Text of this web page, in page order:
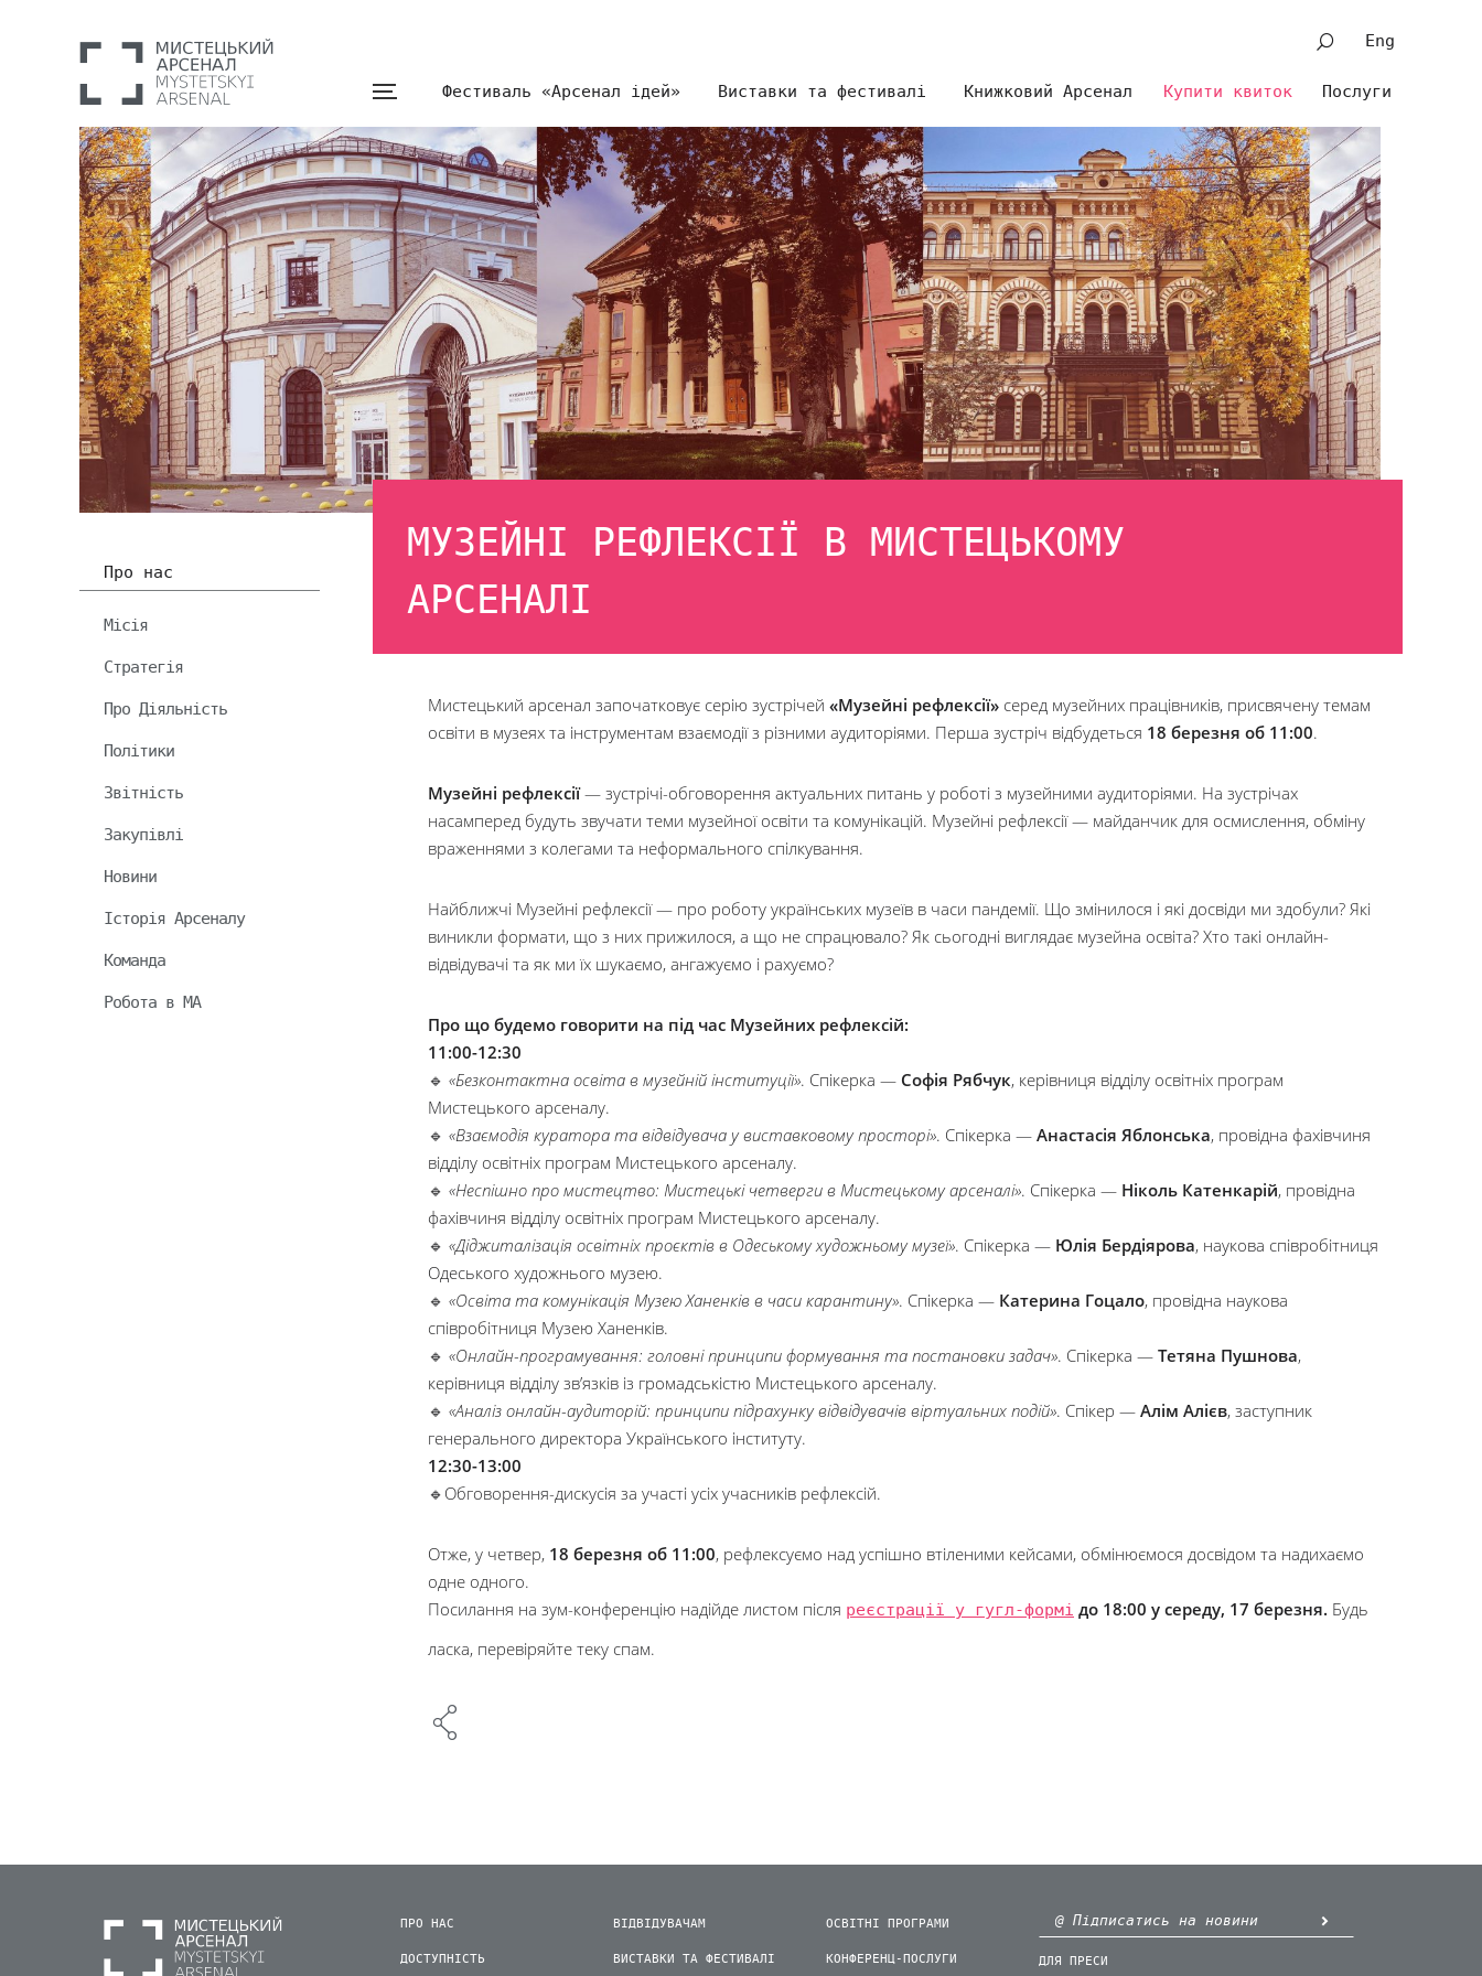
Eng
Фестиваль «Арсенал ідей» Виставки та фестивалі Книжковий Арсенал Послуги
Купити квиток
Про нас
Місія
Стратегія
Про Діяльність
Політики
Звітність
Закупівлі
Новини
Історія Арсеналу
Команда
Робота в МА
МУЗЕЙНІ РЕФЛЕКСІЇ В МИСТЕЦЬКОМУ
АРСЕНАЛІ
Мистецький арсенал започатковує серію зустрічей «Музейні рефлексії» серед музейних працівників, присвячену темам
освіти в музеях та інструментам взаємодії з різними аудиторіями. Перша зустріч відбудеться 18 березня об 11:00.
Музейні рефлексії— зустрічі-обговорення актуальних питань у роботі з музейними аудиторіями. На зустрічах
насамперед будуть звучати теми музейної освіти та комунікацій. Музейні рефлексії — майданчик для осмислення, обміну
враженнями з колегами та неформального спілкування.
Найближчі Музейні рефлексії — про роботу українських музеїв в часи пандемії. Що змінилося і які досвіди ми здобули? Які
виникли формати, що з них прижилося, а що не спрацювало? Як сьогодні виглядає музейна освіта? Хто такі онлайн-
відвідувачі та як ми їх шукаємо, ангажуємо і рахуємо?
Про що будемо говорити на під час Музейних рефлексій:
11:00-12:30
🔹 «Безконтактна освіта в музейній інституції». Спікерка — Софія Рябчук, керівниця відділу освітніх програм
Мистецького арсеналу.
🔹 «Взаємодія куратора та відвідувача у виставковому просторі». Спікерка — Анастасія Яблонська, провідна фахівчиня
відділу освітніх програм Мистецького арсеналу.
🔹 «Неспішно про мистецтво: Мистецькі четверги в Мистецькому арсеналі». Спікерка — Ніколь Катенкарій, провідна
фахівчиня відділу освітніх програм Мистецького арсеналу.
🔹 «Діджиталізація освітніх проєктів в Одеському художньому музеї». Спікерка — Юлія Бердіярова, наукова співробітниця
Одеського художнього музею.
🔹 «Освіта та комунікація Музею Ханенків в часи карантину». Спікерка — Катерина Гоцало, провідна наукова
співробітниця Музею Ханенків.
🔹 «Онлайн-програмування: головні принципи формування та постановки задач». Спікерка — Тетяна Пушнова,
керівниця відділу зв’язків із громадськістю Мистецького арсеналу.
🔹 «Аналіз онлайн-аудиторій: принципи підрахунку відвідувачів віртуальних подій». Спікер — Алім Алієв, заступник
генерального директора Українського інституту.
12:30-13:00
🔹Обговорення-дискусія за участі усіх учасників рефлексій.
Отже, у четвер, 18 березня об 11:00, рефлексуємо над успішно втіленими кейсами, обмінюємося досвідом та надихаємо
одне одного.
Посилання на зум-конференцію надійде листом після реєстрації у гугл-формі до 18:00 у середу, 17 березня. Будь
ласка, перевіряйте теку спам.
ПРО НАС
ДОСТУПНІСТЬ
ВІДВІДУВАЧАМ
ВИСТАВКИ ТА ФЕСТИВАЛІ
ОСВІТНІ ПРОГРАМИ
КОНФЕРЕНЦ-ПОСЛУГИ ДЛЯ ПРЕСИ